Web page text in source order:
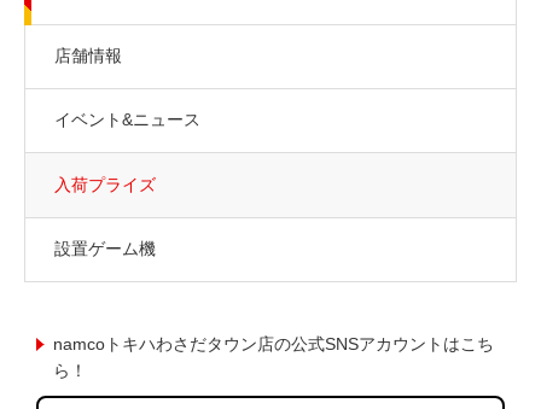
店舗情報
イベント&ニュース
入荷プライズ
設置ゲーム機
namcoトキハわさだタウン店の公式SNSアカウントはこち
ら！